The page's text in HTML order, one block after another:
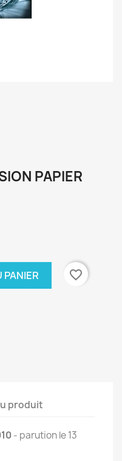
PAPIER
PANIER favorite_border
produit
- parution le 13